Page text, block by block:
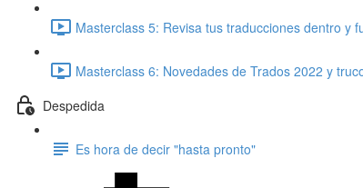
Masterclass 5: Revisa tus traducciones dentro y
Masterclass 6: Novedades de Trados 2022 y
Despedida
Es hora de decir "hasta pronto"